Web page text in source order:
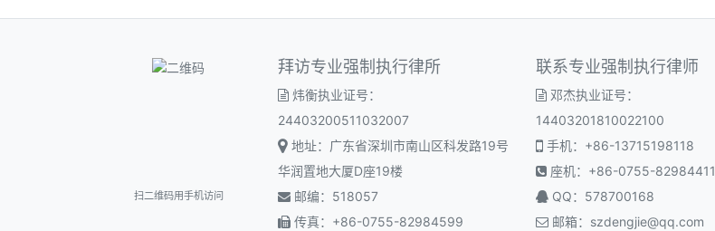
扫二维码用手机访问
拜访专业强制执行律所
炜衡执业证号：
24403200511032007
地址：广东省深圳市南山区科发路19号
华润置地大厦D座19楼
邮编：518057
传真：+86-0755-82984599
联系专业强制执行律师
邓杰执业证号：
14403201810022100
手机：+86-13715198118
座机：+86-0755-82984411
QQ：578700168
邮箱： szdengjie@qq.com